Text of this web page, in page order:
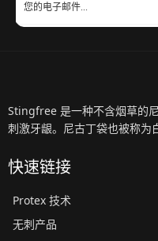
Stingfree 是一种不含烟草的
刺激牙龈。尼古丁袋也被称为
快速链接
Protex 技术
无刺产品